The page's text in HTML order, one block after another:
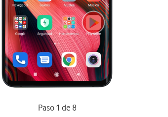
Paso 1 de 8